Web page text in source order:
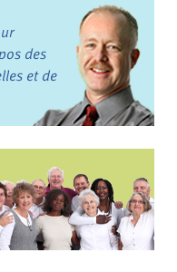
des
et de